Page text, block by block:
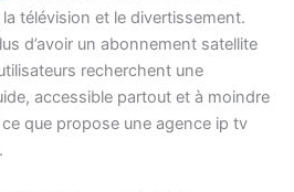
télévision et le divertissement.
d’avoir un abonnement satellite
recherchent une
accessible partout et à moindre
que propose une agence ip tv